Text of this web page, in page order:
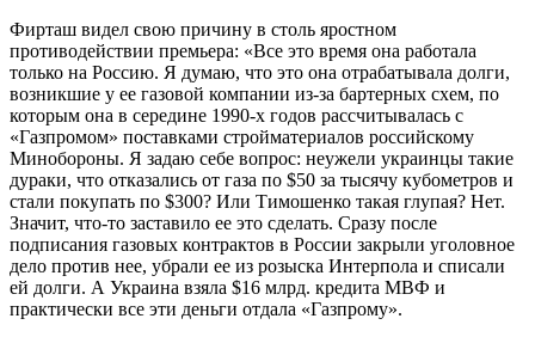
Фирташ видел свою причину в столь яростном
противодействии премьера: «Все это время она работала
только на Россию. Я думаю, что это она отрабатывала долги,
возникшие у ее газовой компании из-за бартерных схем, по
которым она в середине 1990-х годов рассчитывалась с
«Газпромом» поставками стройматериалов российскому
Минобороны. Я задаю себе вопрос: неужели украинцы такие
дураки, что отказались от газа по $50 за тысячу кубометров и
стали покупать по $300? Или Тимошенко такая глупая? Нет.
Значит, что-то заставило ее это сделать. Сразу после
подписания газовых контрактов в России закрыли уголовное
дело против нее, убрали ее из розыска Интерпола и списали
ей долги. А Украина взяла $16 млрд. кредита МВФ и
практически все эти деньги отдала «Газпрому».